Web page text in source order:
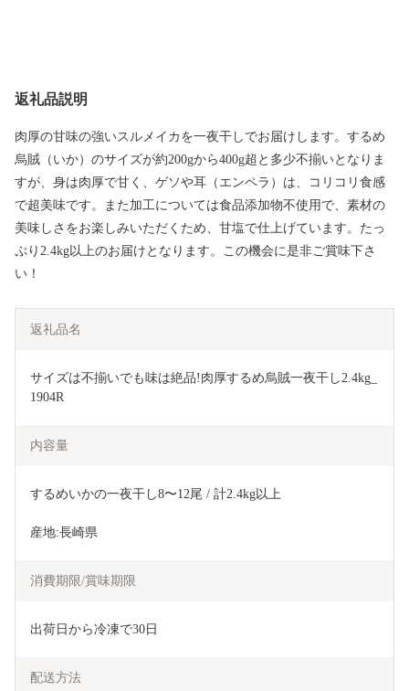
返礼品説明
肉厚の甘味の強いスルメイカを一夜干しでお届けします。するめ
烏賊（いか）のサイズが約200gから400g超と多少不揃いとなりま
すが、身は肉厚で甘く、ゲソや耳（エンペラ）は、コリコリ食感
で超美味です。また加工については食品添加物不使用で、素材の
美味しさをお楽しみいただくため、甘塩で仕上げています。たっ
ぷり2.4kg以上のお届けとなります。この機会に是非ご賞味下さ
い！
返礼品名
サイズは不揃いでも味は絶品!肉厚するめ烏賊一夜干し2.4kg_
1904R
内容量
するめいかの一夜干し8〜12尾 / 計2.4kg以上
産地:長崎県
消費期限/賞味期限
出荷日から冷凍で30日
配送方法